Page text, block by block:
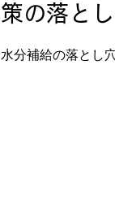
策の落と
水分補給の落とし
間違えると、逆に
るのをご存知です